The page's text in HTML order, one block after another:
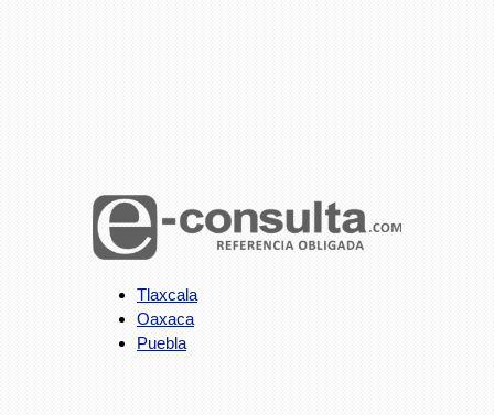
Tlaxcala
Oaxaca
Puebla